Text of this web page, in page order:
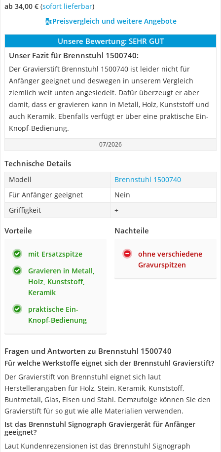
ab 34,00 € ( Sofort lieferbar)
Preisvergleich und weitere Angebote
Unsere Bewertung: SEHR GUT
Unser Fazit für Brennstuhl 1500740:
Der Gravierstift Brennstuhl 1500740 ist leider nicht für
Anfänger geeignet und deswegen in unserem Vergleich
ziemlich weit unten angesiedelt. Dafür überzeugt er aber
damit, dass er gravieren kann in Metall, Holz, Kunststoff und
auch Keramik. Ebenfalls verfügt er über eine praktische Ein-
Knopf-Bedienung.
07/2026
Technische Details
Modell
Brennstuhl 1500740
Für Anfänger geeignet
Nein
Griffigkeit
+
Vorteile
mit Ersatzspitze
Gravieren in Metall,
Holz, Kunststoff,
Keramik
praktische Ein-
Knopf-Bedienung
Nachteile
ohne verschiedene
Gravurspitzen
Fragen und Antworten zu Brennstuhl 1500740
Für welche Werkstoffe eignet sich der Brennstuhl Gravierstift?
Der Gravierstift von Brennstuhl eignet sich laut
Herstellerangaben für Holz, Stein, Keramik, Kunststoff,
Buntmetall, Glas, Eisen und Stahl. Demzufolge können Sie den
Gravierstift für so gut wie alle Materialien verwenden.
Ist das Brennstuhl Signograph Graviergerät für Anfänger
geeignet?
Laut Kundenrezensionen ist das Brennstuhl Signograph